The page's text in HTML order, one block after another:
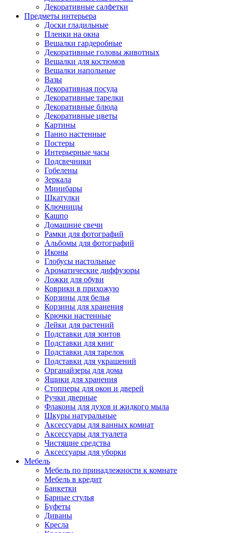
Декоративные салфетки
Предметы интерьера
Доски гладильные
Пленки на окна
Вешалки гардеробные
Декоративные головы животных
Вешалки для костюмов
Вешалки напольные
Вазы
Декоративная посуда
Декоративные тарелки
Декоративные блюда
Декоративные цветы
Картины
Панно настенные
Постеры
Интерьерные часы
Подсвечники
Гобелены
Зеркала
Минибары
Шкатулки
Ключницы
Кашпо
Домашние свечи
Рамки для фотографий
Альбомы для фотографий
Иконы
Глобусы настольные
Ароматические диффузоры
Ложки для обуви
Коврики в прихожую
Корзины для белья
Корзины для хранения
Крючки настенные
Лейки для растений
Подставки для зонтов
Подставки для книг
Подставки для тарелок
Подставки для украшений
Органайзеры для дома
Ящики для хранения
Стопперы для окон и дверей
Ручки дверные
Флаконы для духов и жидкого мыла
Шкуры натуральные
Аксессуары для ванных комнат
Аксессуары для туалета
Чистящие средства
Аксессуары для уборки
Мебель
Мебель по принадлежности к комнате
Мебель в кредит
Банкетки
Барные стулья
Буфеты
Диваны
Кресла